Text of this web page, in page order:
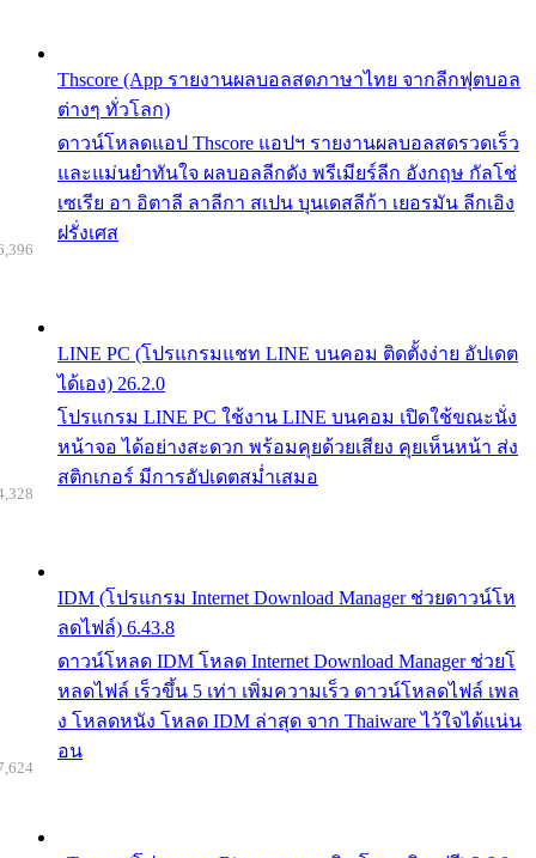
Thscore (App รายงานผลบอลสดภาษาไทย จากลีกฟุตบอล
ต่างๆ ทั่วโลก)
ดาวน์โหลดแอป Thscore แอปฯ รายงานผลบอลสดรวดเร็ว
และแม่นยำทันใจ ผลบอลลีกดัง พรีเมียร์ลีก อังกฤษ กัลโช่
เซเรีย อา อิตาลี ลาลีกา สเปน บุนเดสลีก้า เยอรมัน ลีกเอิง
ฝรั่งเศส
LINE PC (โปรแกรมแชท LINE บนคอม ติดตั้งง่าย อัปเดต
ได้เอง) 26.2.0
โปรแกรม LINE PC ใช้งาน LINE บนคอม เปิดใช้ขณะนั่ง
หน้าจอ ได้อย่างสะดวก พร้อมคุยด้วยเสียง คุยเห็นหน้า ส่ง
สติกเกอร์ มีการอัปเดตสม่ำเสมอ
IDM (โปรแกรม Internet Download Manager ช่วยดาวน์โห
ลดไฟล์) 6.43.8
ดาวน์โหลด IDM โหลด Internet Download Manager ช่วยโ
หลดไฟล์ เร็วขึ้น 5 เท่า เพิ่มความเร็ว ดาวน์โหลดไฟล์ เพล
ง โหลดหนัง โหลด IDM ล่าสุด จาก Thaiware ไว้ใจได้แน่น
อน